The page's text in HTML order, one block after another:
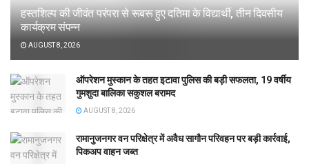
हस्तशिल्प की जीवंत परंपरा से रूबरू हुए दतिमा के विद्यार्थी, तीन दिवसीय
कार्यक्रम संपन्न
AUGUST 8, 2026
ऑपरेशन मुस्कान के तहत इटावा पुलिस की बड़ी सफलता, 19 वर्षीय
गुमशुदा बालिका सकुशल बरामद
AUGUST 8, 2026
रामानुजनगर वन परिक्षेत्र में अवैध सागौन परिवहन पर बड़ी कार्रवाई,
पिकअप वाहन जब्त